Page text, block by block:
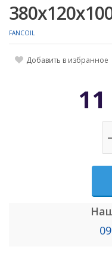
FANCOIL
Добавить в избранное